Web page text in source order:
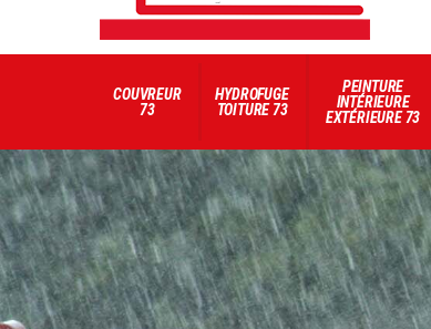
COUVREUR
73
HYDROFUGE
TOITURE 73
PEINTURE
INTÉRIEURE
EXTÉRIEURE 73